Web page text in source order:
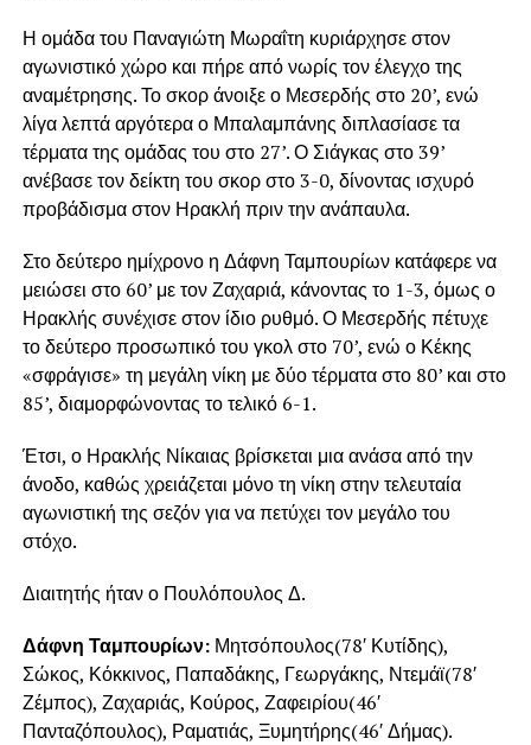
Η ομάδα του Παναγιώτη Μωραΐτη κυριάρχησε στον
αγωνιστικό χώρο και πήρε από νωρίς τον έλεγχο της
αναμέτρησης. Το σκορ άνοιξε ο Μεσερδής στο 20’, ενώ
λίγα λεπτά αργότερα ο Μπαλαμπάνης διπλασίασε τα
τέρματα της ομάδας του στο 27’. Ο Σιάγκας στο 39’
ανέβασε τον δείκτη του σκορ στο 3-0, δίνοντας ισχυρό
προβάδισμα στον Ηρακλή πριν την ανάπαυλα.
Στο δεύτερο ημίχρονο η Δάφνη Ταμπουρίων κατάφερε να
μειώσει στο 60’ με τον Ζαχαριά, κάνοντας το 1-3, όμως ο
Ηρακλής συνέχισε στον ίδιο ρυθμό. Ο Μεσερδής πέτυχε
το δεύτερο προσωπικό του γκολ στο 70’, ενώ ο Κέκης
«σφράγισε» τη μεγάλη νίκη με δύο τέρματα στο 80’ και στο
85’, διαμορφώνοντας το τελικό 6-1.
Έτσι, ο Ηρακλής Νίκαιας βρίσκεται μια ανάσα από την
άνοδο, καθώς χρειάζεται μόνο τη νίκη στην τελευταία
αγωνιστική της σεζόν για να πετύχει τον μεγάλο του
στόχο.
Διαιτητής ήταν ο Πουλόπουλος Δ.
Δάφνη Ταμπουρίων:Μητσόπουλος(78′ Κυτίδης),
Σώκος, Κόκκινος, Παπαδάκης, Γεωργάκης, Ντεμάϊ(78′
Ζέμπος), Ζαχαριάς, Κούρος, Ζαφειρίου(46′
Πανταζόπουλος), Ραματιάς, Ξυμητήρης(46′ Δήμας).